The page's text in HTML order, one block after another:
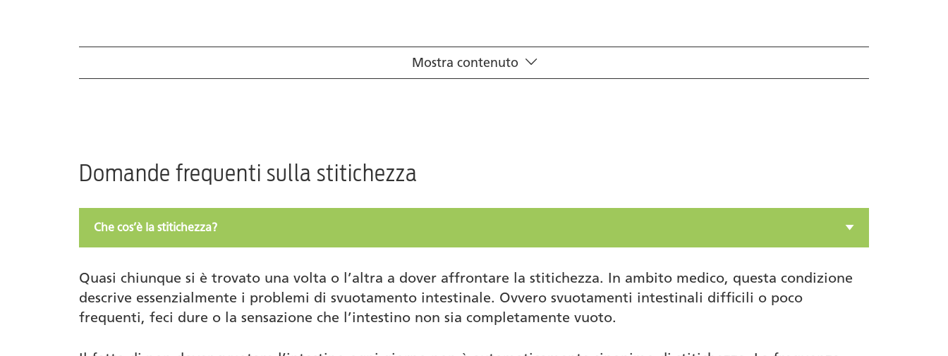
La stitichezza nei neonati e bambini piccoli
Rimedi casalinghi contro la stitichezza nei neonati
L’omeopatia per combattere la stitichezza
Prodotti
Mostra contenuto
Domande frequenti sulla stitichezza
Che cos’è la stitichezza?
Quasi chiunque si è trovato una volta o l’altra a dover affrontare la stitichezza. In ambito medico, questa condizione
descrive essenzialmente i problemi di svuotamento intestinale. Ovvero svuotamenti intestinali difficili o poco
frequenti, feci dure o la sensazione che l’intestino non sia completamente vuoto.